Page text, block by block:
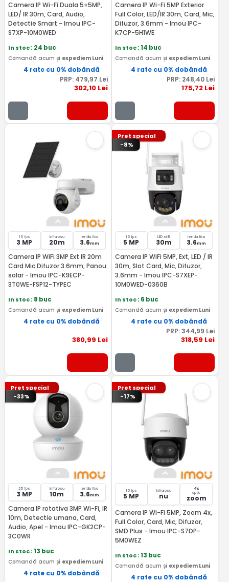
Camera IP Wi-Fi Duala 5+5MP,
LED/ IR 30m, Card, Audio,
Detectie Smart - Imou IPC-
S7XP-10M0WED
In stoc: 24 buc
Comandă acum și expediem Luni
4 rate cu 0% dobândă
PRP: 479,97 Lei
302,10Lei
Camera IP Wi-Fi 5MP Exterior
Full Color, LED/IR 30m, Card, Mic,
Difuzor, 3.6mm - Imou IPC-
K7CP-5H1WE
In stoc: 14 buc
Comandă acum și expediem Luni
4 rate cu 0% dobândă
PRP: 248,40 Lei
175,72 Lei
15 fps
3 MP
Infrarosu
20m
lentila fixa
3.6mm
Camera IP WiFi 3MP Ext IR 20m
Card Mic Difuzor 3.6mm, Panou
solar - Imou IPC-K9ECP-
3T0WE-FSP12-TYPEC
In stoc: 8 buc
Comandă acum și expediem Luni
4 rate cu 0% dobândă
380,99 Lei
Pret special
-8%
15 fps
5 MP
LED si IR
30m
lentila fixa
3.6mm
Camera IP WiFi 5MP, Ext, LED / IR
30m, Slot Card, Mic, Difuzor,
3.6mm - Imou IPC-S7XEP-
10M0WED-0360B
In stoc: 6 buc
Comandă acum și expediem Luni
4 rate cu 0% dobândă
PRP:344,99 Lei
318,59 Lei
Pret special
-33%
25 fps
3 MP
Infrarosu
10m
lentila fixa
3.6mm
Camera IP rotativa 3MP Wi-Fi, IR
10m, Detectie umana, Card,
Audio, Apel - Imou IPC-GK2CP-
3C0WR
In stoc: 13 buc
Comandă acum și expediem Luni
4 rate cu 0% dobândă
Pret special
-17%
15 fps
5 MP
Infrarosu
nu
4x
optic
zoom
Camera IP Wi-Fi 5MP, Zoom 4x,
Full Color, Card, Mic, Difuzor,
SMD Plus - Imou IPC-S7DP-
5M0WEZ
In stoc: 13 buc
Comandă acum și expediem Luni
4 rate cu 0% dobândă